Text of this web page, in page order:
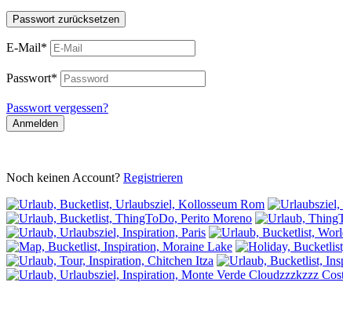
Passwort zurücksetzen
E-Mail*
Passwort*
Passwort vergessen?
Anmelden
Noch keinen Account? Registrieren